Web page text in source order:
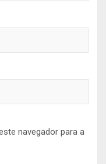
navegador para a